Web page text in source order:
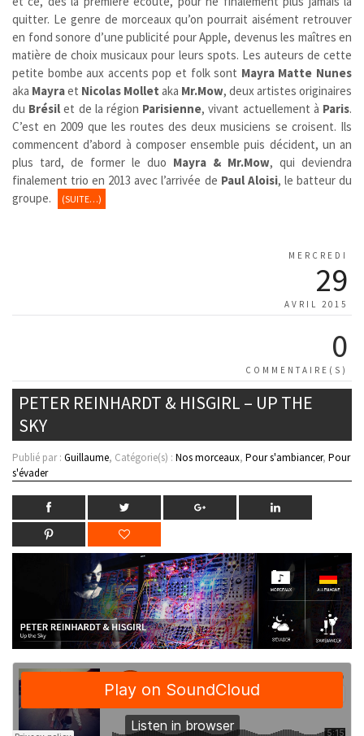
quitter. Le genre de morceaux qu’on pourrait aisément retrouver
en fond sonore d’une publicité pour Apple, devenus les maîtres en
matière de choix musicaux pour leurs spots. Les auteurs de cette
petite bombe aux accents pop et folk sont Mayra Matte Nunes
aka Mayraet Nicolas Mollet aka Mr.Mow, deux artistes originaires
du Brésil et de la région Parisienne, vivant actuellement à Paris.
C’est en 2009 que les routes des deux musiciens se croisent. Ils
commencent d’abord à composer ensemble puis décident, un an
plus tard, de former le duo Mayra & Mr.Mow, qui deviendra
finalement trio en 2013 avec l’arrivée de Paul Aloisi, le batteur du
groupe.
(SUITE…)
MERCREDI
29
AVRIL 2015
0
COMMENTAIRE(S)
PETER REINHARDT & HISGIRL – UP THE
SKY
Publié par : Guillaume, Catégorie(s) : Nos morceaux, Pour s'ambiancer, Pour
s'évader